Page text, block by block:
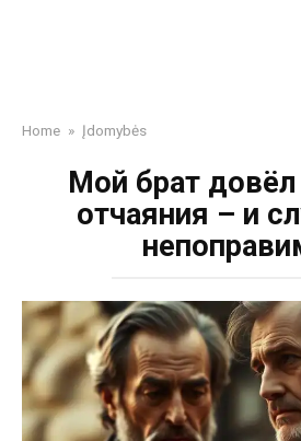
Home » Įdomybės
Мой брат
отчаяния – и